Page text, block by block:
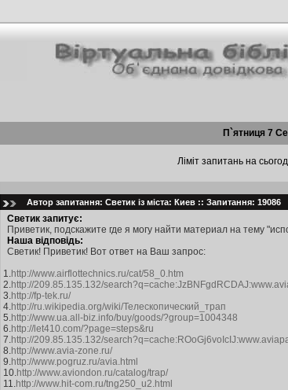
П`ятниця 7
Ліміт запитань на
Автор запитання: Светик із міста: Киев :: Запитання: 19086
Светик запитує:
Приветик, подскажите где я могу найти материал на тему
Наша відповідь:
Светик! Приветик! Вот ответ на Ваш запрос:
1.http://www.airflottechnics.ru/cat/58_0.htm
2.http://209.85.135.132/
3.http://fp-tek.ru/
4.http://ru.wikipedia.org/wiki/Телескопический_трап
5.http://www.ua.all-biz.info/buy/goods/?group=1004348
6.http://let410.com/?page=steps&ru
7.http://209.85.135.132/
8.http://www.avia-zone.ru/
9.http://www.pogruz.ru/avia.html
10.http://www.aviondon.ru/catalog/trap/
11.http://www.hit-com.ru/tng250_u2.html